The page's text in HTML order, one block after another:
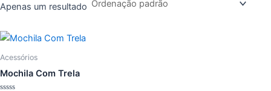
Apenas um resultado
Acessórios
Mochila Com Trela